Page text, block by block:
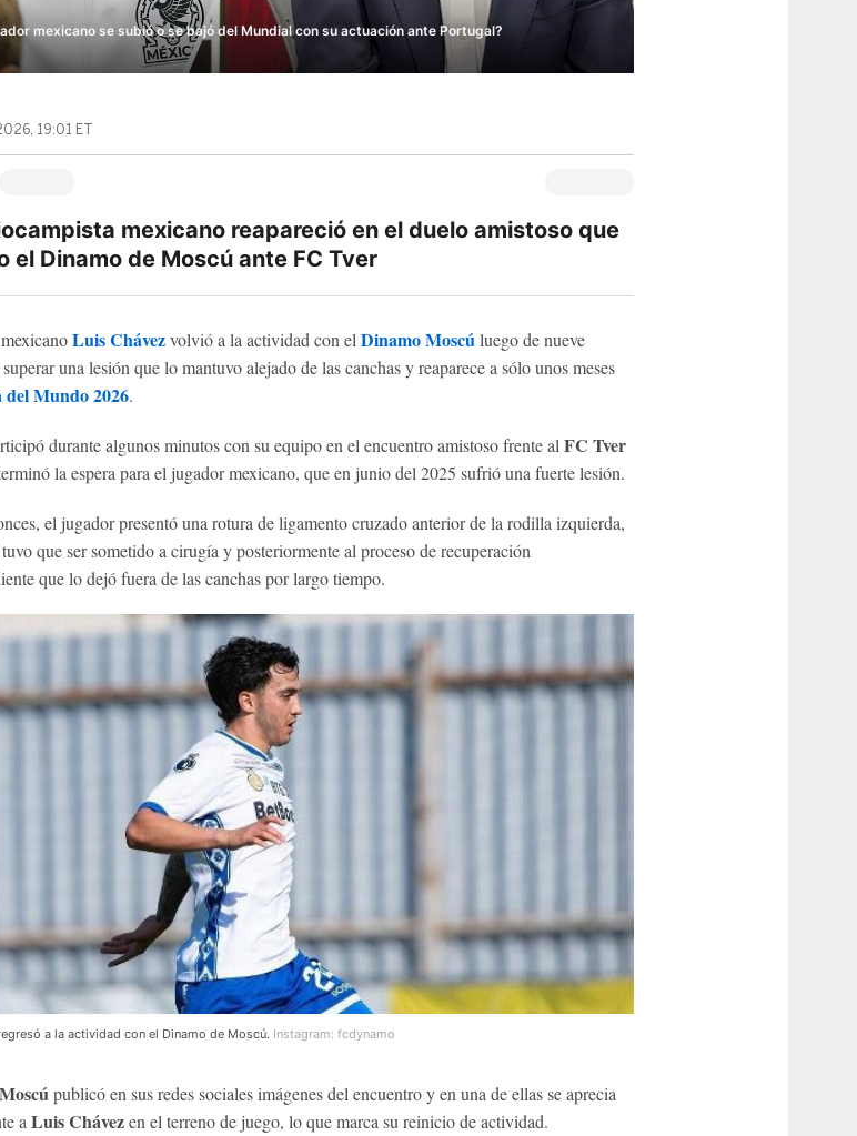
mexicano se subió o se bajó del Mundial con su actuación ante Portugal?
19:01 ET
mexicano reapareció en el duelo amistoso que
el Dinamo de Moscú ante FC Tver
Luis Chávezvolvió a la actividad con el Dinamo Moscú luego de nueve
superar una lesión que lo mantuvo alejado de las canchas y reaparece a sólo unos meses
del Mundo 2026.
durante algunos minutos con su equipo en el encuentro amistoso frente al FC Tver
la espera para el jugador mexicano, que en junio del 2025 sufrió una fuerte lesión.
el jugador presentó una rotura de ligamento cruzado anterior de la rodilla izquierda,
que ser sometido a cirugía y posteriormente al proceso de recuperación
que lo dejó fuera de las canchas por largo tiempo.
a la actividad con el Dinamo de Moscú. Instagram: fcdynamo
Moscúpublicó en sus redes sociales imágenes del encuentro y en una de ellas se aprecia
aLuis Chávezen el terreno de juego, lo que marca su reinicio de actividad.